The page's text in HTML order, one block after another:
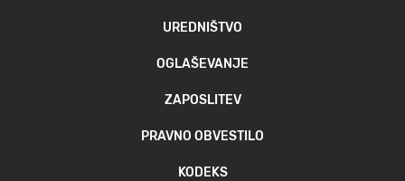
UREDNIŠTVO
OGLAŠEVANJE
ZAPOSLITEV
PRAVNO OBVESTILO
KODEKS